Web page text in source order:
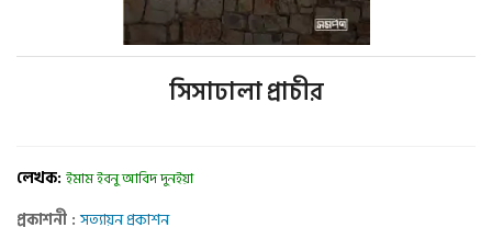
সিসাঢালা প্রাচীর
লেখক: ইমাম ইবনু আবিদ দুনইয়া
প্রকাশনী :সত্যায়ন প্রকাশন